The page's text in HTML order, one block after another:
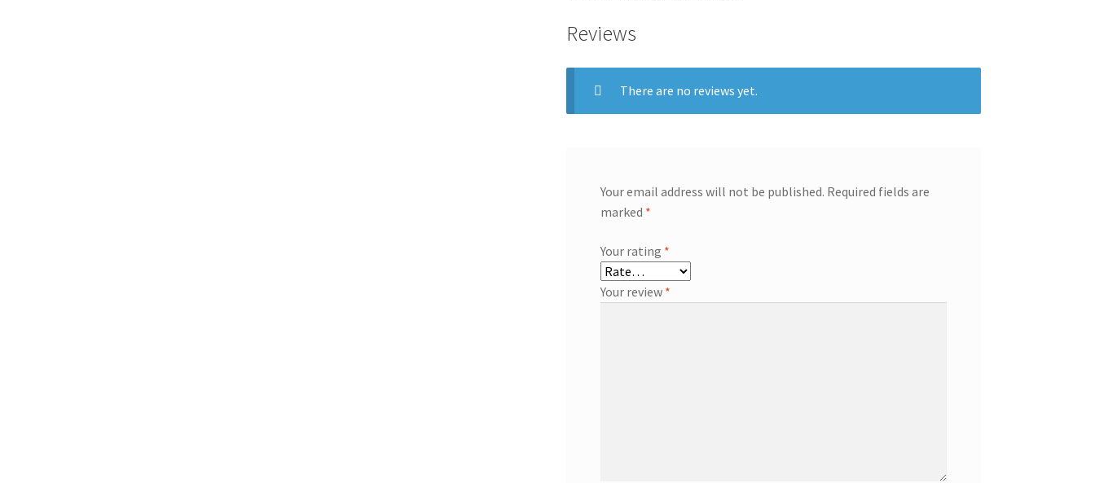
Reviews
There are no reviews yet.
Your email address will not be published. Required fields are
marked *
Your rating *
Your review *